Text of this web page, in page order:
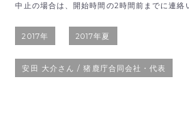
中止の場合は、開始時間の2時間前までに連絡
2017年 2017年夏
安田 大介さん / 猪鹿庁合同会社・代表